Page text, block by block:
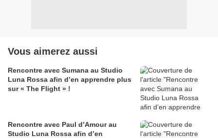
Vous aimerez aussi
Rencontre avec Sumana au Studio
Luna Rossa afin d’en apprendre plus
sur « The Flight » !
Rencontre avec Paul d’Amour au
Studio Luna Rossa afin d’en